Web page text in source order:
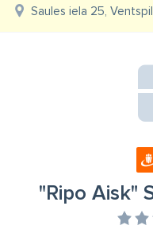
Saules iela 25,
"Ripo Aisk"